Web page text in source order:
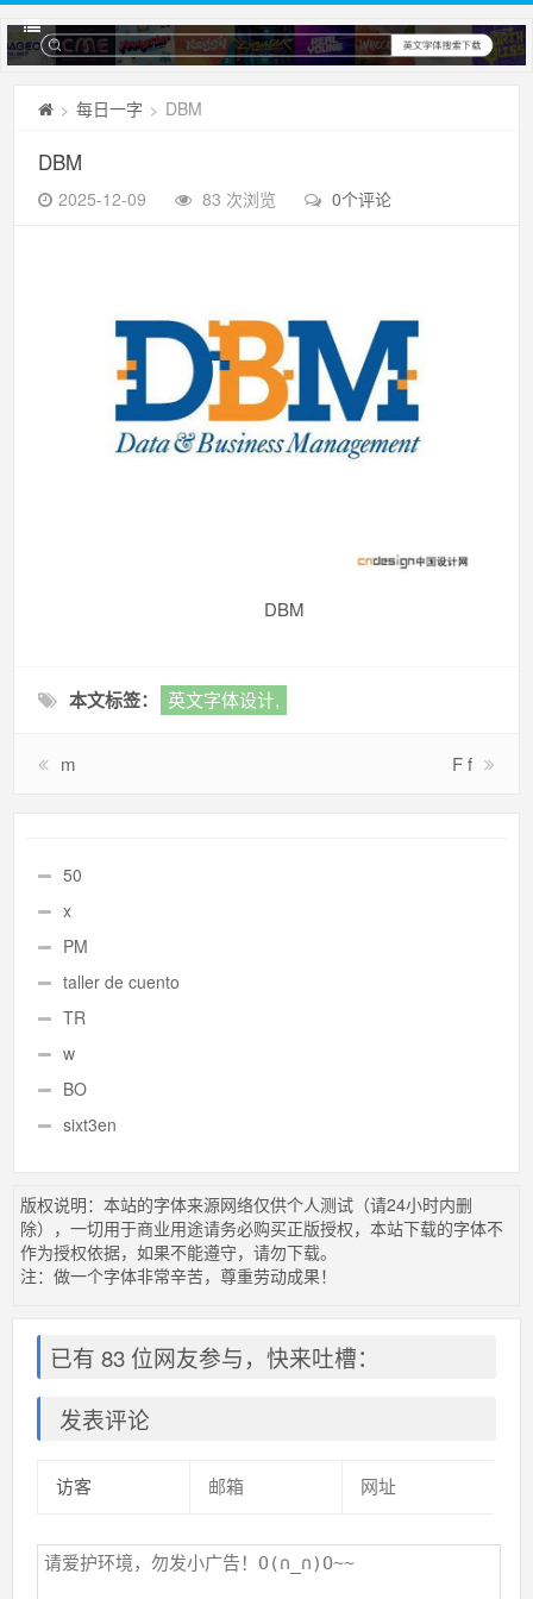
> 每日一字 > DBM
DBM
2025-12-09 83 次浏览 0个评论
DBM
本文标签： 英文字体设计,
m F f
50
x
PM
taller de cuento
TR
w
BO
sixt3en
版权说明：本站的字体来源网络仅供个人测试（请24小时内删
除），一切用于商业用途请务必购买正版授权，本站下载的字体不
作为授权依据，如果不能遵守，请勿下载。
注：做一个字体非常辛苦，尊重劳动成果！
已有 83 位网友参与，快来吐槽：
发表评论